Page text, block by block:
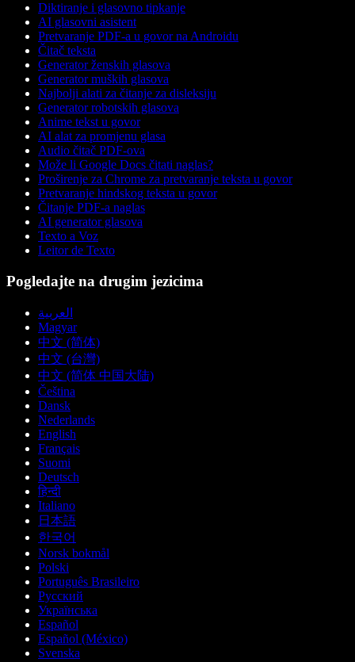
Diktiranje i glasovno tipkanje
AI glasovni asistent
Pretvaranje PDF-a u govor na Androidu
Čitač teksta
Generator ženskih glasova
Generator muških glasova
Najbolji alati za čitanje za disleksiju
Generator robotskih glasova
Anime tekst u govor
AI alat za promjenu glasa
Audio čitač PDF-ova
Može li Google Docs čitati naglas?
Proširenje za Chrome za pretvaranje teksta u govor
Pretvaranje hindskog teksta u govor
Čitanje PDF-a naglas
AI generator glasova
Texto a Voz
Leitor de Texto
Pogledajte na drugim jezicima
العربية
Magyar
中文 (简体)
中文 (台灣)
中文 (简体 中国大陆)
Čeština
Dansk
Nederlands
English
Français
Suomi
Deutsch
हिन्दी
Italiano
日本語
한국어
Norsk bokmål
Polski
Português Brasileiro
Русский
Українська
Español
Español (México)
Svenska